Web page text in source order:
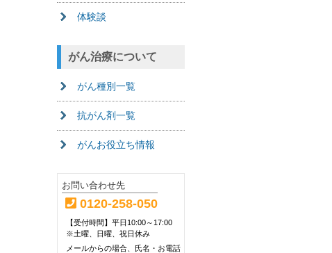
体験談
がん治療について
がん種別一覧
抗がん剤一覧
がんお役立ち情報
お問い合わせ先
0120-258-050
【受付時間】平日10:00～17:00
※土曜、日曜、祝日休み
メールからの場合、氏名・お電話